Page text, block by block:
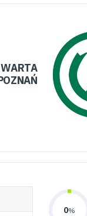
WARTA
0%